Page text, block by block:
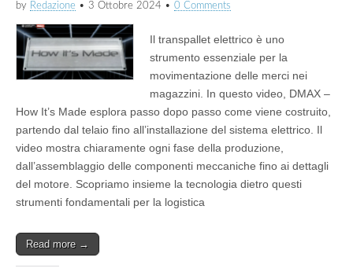
by Redazione • 3 Ottobre 2024 • 0 Comments
Il transpallet elettrico è uno
strumento essenziale per la
movimentazione delle merci nei
magazzini. In questo video, DMAX –
How It’s Made esplora passo dopo passo come viene costruito,
partendo dal telaio fino all’installazione del sistema elettrico. Il
video mostra chiaramente ogni fase della produzione,
dall’assemblaggio delle componenti meccaniche fino ai dettagli
del motore. Scopriamo insieme la tecnologia dietro questi
strumenti fondamentali per la logistica
Read more →